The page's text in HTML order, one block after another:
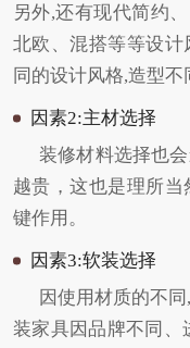
另外,还有现代简约
北欧、混搭等等设
同的设计风格,造型不
因素2:主材选择
装修材料选择也
越贵，这也是理所
键作用。
因素3:软装选择
因使用材质的不
装家具因品牌不同、